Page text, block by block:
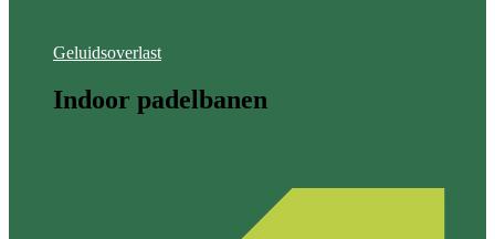
Geluidsoverlast
Indoor padelbanen